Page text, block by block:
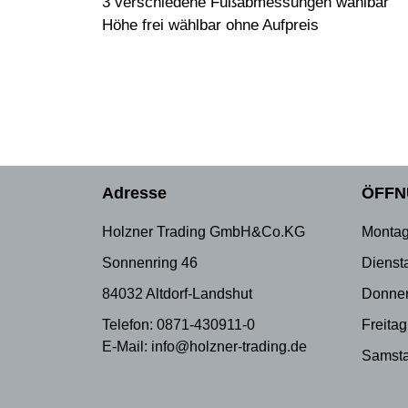
Höhe frei wählbar ohne Aufpreis
Adresse
Holzner Trading GmbH&Co.KG
Sonnenring 46
84032 Altdorf-Landshut
Telefon: 0871-430911-0
E-Mail: info@holzner-trading.de